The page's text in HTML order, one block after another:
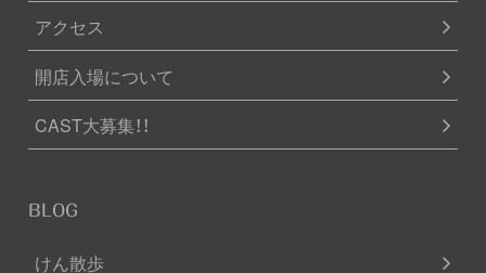
アクセス
開店入場について
CAST大募集！！
BLOG
けん散歩